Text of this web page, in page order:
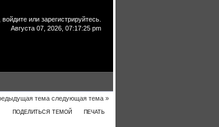
войдите или зарегистрируйтесь
Августа 07, 2026, 07:17:25 pm
тема следующая тема »
ПОДЕЛИТЬСЯ ТЕМОЙ ПЕЧАТЬ